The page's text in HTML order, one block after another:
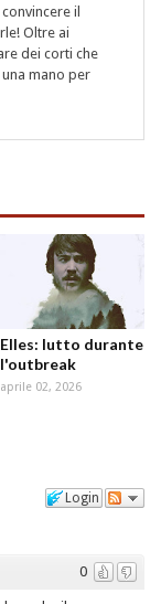
il
Oltre ai
dei corti che
mano per
Elles: lutto durante
l'outbreak
aprile 02, 2026
Login
0